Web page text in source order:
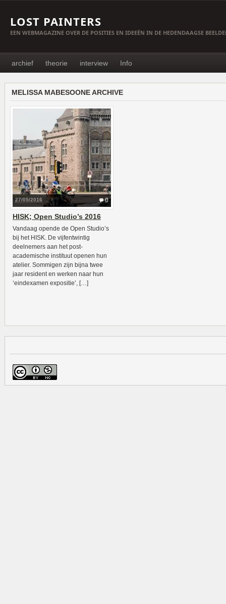
LOST PAINTERS
EEN WEBMAGAZINE OVER DE POSITIES EN IDEEËN IN DE HEDENDAAGSE
archief theorie interview Info
MELISSA MABESOONE ARCHIVE
0
27/05/2016
HISK; Open Studio’s 2016
Vandaag opende de Open Studio’s
bij het HISK. De vijfentwintig
deelnemers aan het post-
academische instituut openen hun
atelier. Sommigen zijn bijna twee
jaar resident en werken naar hun
‘eindexamen expositie’, […]